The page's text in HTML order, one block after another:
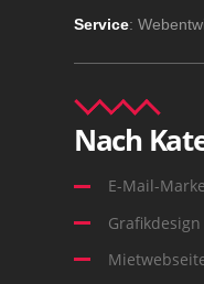
Service:
Nach
E-Mail-
Grafikdesign